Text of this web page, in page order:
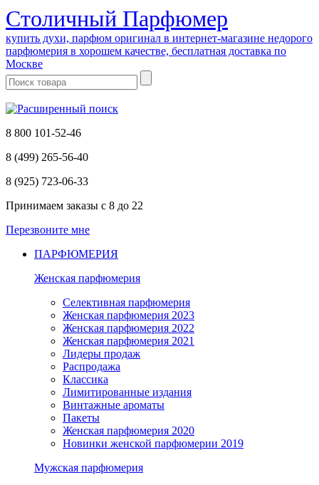
Cтоличный Парфюмер
купить духи, парфюм оригинал в интернет-магазине недорого
парфюмерия в хорошем качестве, бесплатная доставка по
Москве
8 800 101-52-46
8 (499) 265-56-40
8 (925) 723-06-33
Принимаем заказы с 8 до 22
Перезвоните мне
ПАРФЮМЕРИЯ
Женская парфюмерия
Селективная парфюмерия
Женская парфюмерия 2023
Женская парфюмерия 2022
Женская парфюмерия 2021
Лидеры продаж
Распродажа
Классика
Лимитированные издания
Винтажные ароматы
Пакеты
Женская парфюмерия 2020
Новинки женской парфюмерии 2019
Мужская парфюмерия